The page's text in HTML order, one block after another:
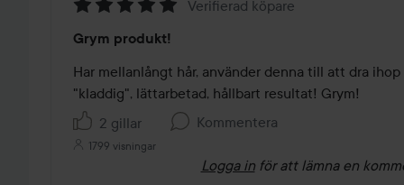
5
av
5
Verifierad köpare
Grym produkt!
Har mellanlångt hår, använder denna till att dra
"kladdig", lättarbetad, hållbart resultat! Grym!
2 gillar
Kommentera
1799 visningar
Logga in för att lämna en